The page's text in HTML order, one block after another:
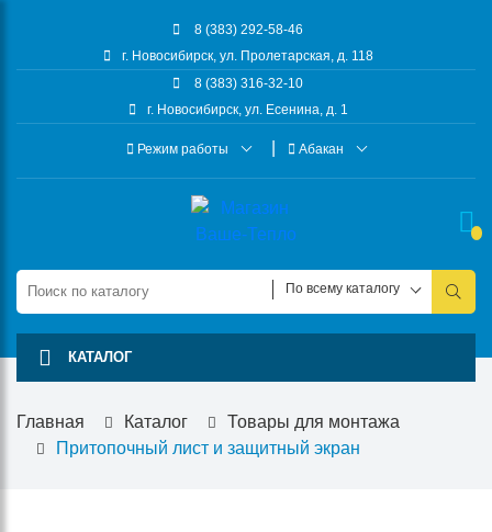
8 (383) 292-58-46
г. Новосибирск, ул. Пролетарская, д. 118
8 (383) 316-32-10
г. Новосибирск, ул. Есенина, д. 1
Режим работы Абакан
По всему каталогу
КАТАЛОГ
Главная Каталог
Товары для монтажа
Притопочный лист и защитный экран